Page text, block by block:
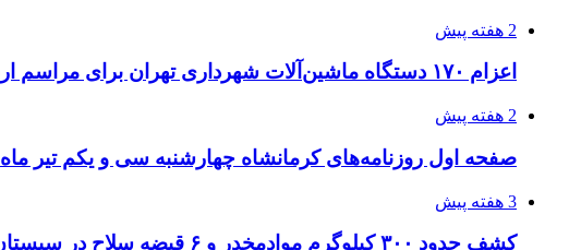
2 هفته پیش
اعزام ۱۷۰ دستگاه ماشین‌آلات شهرداری تهران برای مراسم اربعین
2 هفته پیش
صفحه اول روزنامه‌های کرمانشاه چهارشنبه سی و یکم تیر ماه
3 هفته پیش
کشف حدود ۳۰۰ کیلوگرم موادمخدر و ۶ قبضه سلاح در سیستان و بلوچستان